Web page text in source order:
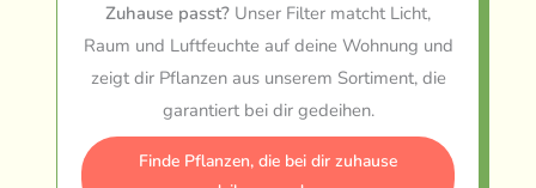
Zuhause passt? Unser Filter matcht Licht,
Raum und Luftfeuchte auf deine Wohnung und
zeigt dir Pflanzen aus unserem Sortiment, die
garantiert bei dir gedeihen.
Finde Pflanzen, die bei dir zuhause